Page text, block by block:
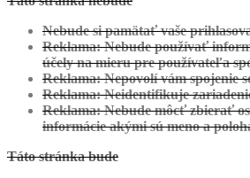
Nebude si pamätať vaše
Reklama: Nebude používať
účely na mieru pre používateľa
Reklama: Nepovolí vám spojenie
Reklama: Neidentifikuje
Reklama: Nebude môcť zbierať
informácie akými sú meno a
Táto stránka bude